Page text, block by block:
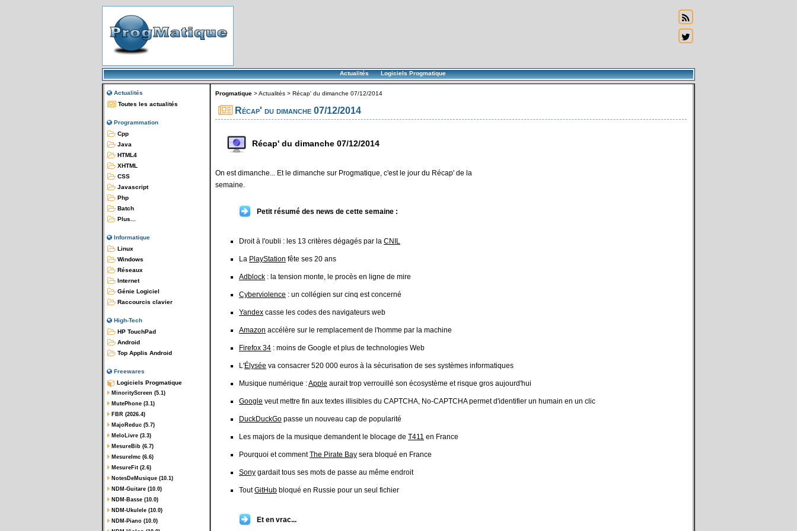
Actualités Logiciels Progmatique
Actualités
Toutes les actualités
Programmation
Cpp
Java
HTML4
XHTML
CSS
Javascript
Php
Batch
Plus...
Informatique
Linux
Windows
Réseaux
Internet
Génie Logiciel
Raccourcis clavier
High-Tech
HP TouchPad
Android
Top Applis Android
Freewares
Logiciels Progmatique
MinorityScreen (5.1)
MutePhone (3.1)
FBR (2026.4)
MajoReduc (5.7)
MeloLivre (3.3)
MesureBib (6.7)
MesureImc (6.6)
MesureFit (2.6)
NotesDeMusique (10.1)
NDM-Guitare (10.0)
NDM-Basse (10.0)
NDM-Ukulele (10.0)
NDM-Piano (10.0)
Progmatique >Actualités > Récap' du dimanche 07/12/2014
Récap' du dimanche 07/12/2014
Récap' du dimanche 07/12/2014
On est dimanche... Et le dimanche sur Progmatique, c'est le jour du Récap' de la
semaine.
Petit résumé des news de cette semaine :
Droit à l'oubli : les 13 critères dégagés par la CNIL
La PlayStation fête ses 20 ans
Adblock : la tension monte, le procès en ligne de mire
Cyberviolence : un collégien sur cinq est concerné
Yandex casse les codes des navigateurs web
Amazon accélère sur le remplacement de l'homme par la machine
Firefox 34 : moins de Google et plus de technologies Web
L'Élysée va consacrer 520 000 euros à la sécurisation de ses systèmes informatiques
Musique numérique :Apple aurait trop verrouillé son écosystème et risque gros aujourd'hui
Google veut mettre fin aux textes illisibles du CAPTCHA, No-CAPTCHA permet d'identifier un humain en un clic
DuckDuckGo passe un nouveau cap de popularité
Les majors de la musique demandent le blocage de T411 en France
Pourquoi et commentThe Pirate Bay sera bloqué en France
Sony gardait tous ses mots de passe au même endroit
ToutGitHub bloqué en Russie pour un seul fichier
Et en vrac...